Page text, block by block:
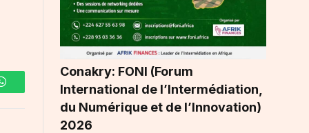
WhatsApp
Conakry: FONI (Forum
International de l’Intermédiation,
du Numérique et de l’Innovation)
2026